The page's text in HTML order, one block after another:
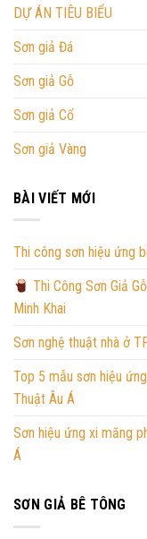
DỰ ÁN TIÊU BIỂU
Sơn giả Đá
Sơn giả Gỗ
Sơn giả Cổ
Sơn giả Vàng
BÀI VIẾT MỚI
Thi công sơn hiệu ứng
Thi Công Sơn Giả
Minh Khai
Sơn nghệ thuật nhà ở
Top 5 mẫu sơn hiệu
Thuật Âu Á
Sơn hiệu ứng xi măng
Á
SƠN GIẢ BÊ TÔNG